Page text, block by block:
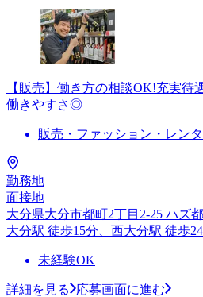
【販売】働き方の相談OK!充実待
働きやすさ◎
販売・ファッション・レン
勤務地
面接地
大分県大分市都町2丁目2-25 ハズ
大分駅 徒歩15分、西大分駅 徒歩
未経験OK
詳細を見る
応募画面に進む